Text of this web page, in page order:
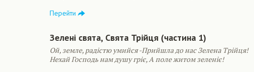
Перейти
Зелені свята, Свята Трійця (частина 1)
Ой, земле, радістю умийся -Прийшла до нас Зелена Трійця!
Нехай Господь нам душу гріє, А поле житом зеленіє!